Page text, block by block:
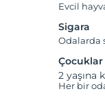
Evcil
Sigara
Odalarda
Çocuklar
2 yaşına
Her bir